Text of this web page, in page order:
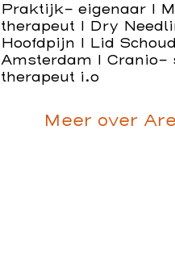
Meer over
Praktijk- eigenaar I
therapeut I Dry
Hoofdpijn I Lid
Amsterdam I Cranio-
therapeut i.o